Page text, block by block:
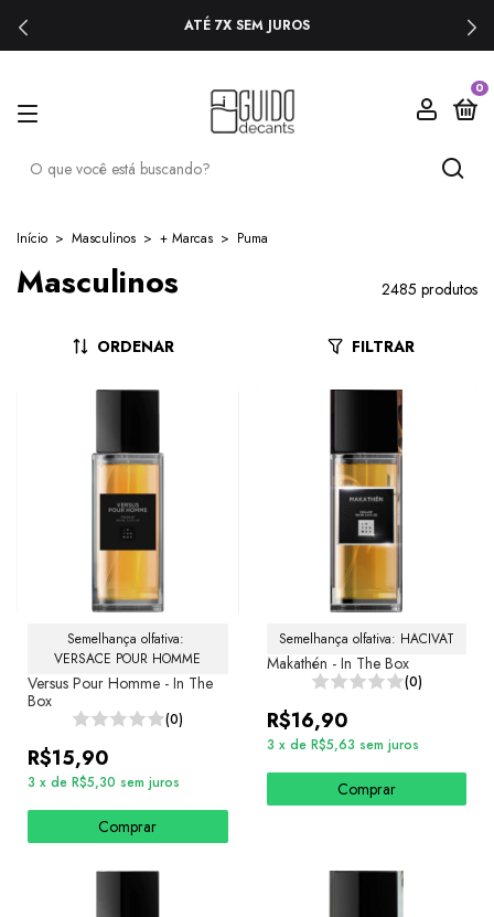
ATÉ 7X SEM JUROS
0
Início > Masculinos > + Marcas > Puma
Masculinos 2485 produtos
ORDENAR FILTRAR
Semelhança olfativa:
VERSACE POUR HOMME
Versus Pour Homme - In The
Box
(0)
R$15,90
3 x de R$5,30 sem juros
Comprar
Semelhança olfativa: HACIVAT
Makathén - In The Box
(0)
R$16,90
3 x de R$5,63 sem juros
Comprar